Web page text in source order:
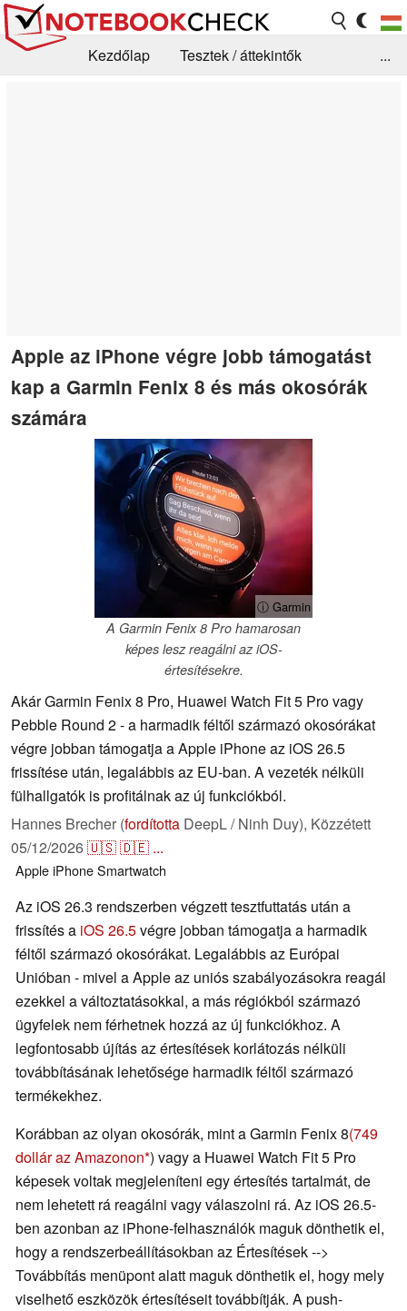
Kezdőlap
Tesztek / áttekintők
...
Apple az iPhone végre jobb támogatást
kap a Garmin Fenix 8 és más okosórák
számára
ⓘ Garmin
A Garmin Fenix 8 Pro hamarosan
képes lesz reagálni az iOS-
értesítésekre.
Akár Garmin Fenix 8 Pro, Huawei Watch Fit 5 Pro vagy
Pebble Round 2 - a harmadik féltől származó okosórákat
végre jobban támogatja a Apple iPhone az iOS 26.5
frissítése után, legalábbis az EU-ban. A vezeték nélküli
fülhallgatók is profitálnak az új funkciókból.
Hannes Brecher (fordította DeepL / Ninh Duy), Közzétett
05/12/2026🇺🇸🇩🇪 ...
AppleiPhoneSmartwatch
Az iOS 26.3 rendszerben végzett tesztfuttatás után a
frissítés a iOS 26.5végre jobban támogatja a harmadik
féltől származó okosórákat. Legalábbis az Európai
Unióban - mivel a Apple az uniós szabályozásokra reagál
ezekkel a változtatásokkal, a más régiókból származó
ügyfelek nem férhetnek hozzá az új funkciókhoz. A
legfontosabb újítás az értesítések korlátozás nélküli
továbbításának lehetősége harmadik féltől származó
termékekhez.
Korábban az olyan okosórák, mint a Garmin Fenix 8(749
dollár az Amazonon ) vagy a Huawei Watch Fit 5 Pro
képesek voltak megjeleníteni egy értesítés tartalmát, de
nem lehetett rá reagálni vagy válaszolni rá. Az iOS 26.5-
ben azonban az iPhone-felhasználók maguk dönthetik el,
hogy a rendszerbeállításokban az Értesítések -->
Továbbítás menüpont alatt maguk dönthetik el, hogy mely
viselhető eszközök értesítéseit továbbítják. A push-